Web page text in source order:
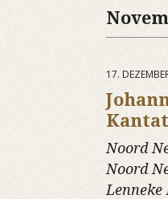
17.
Noord
Noord
Lenneke